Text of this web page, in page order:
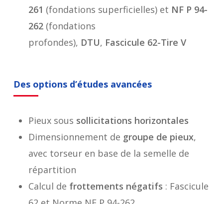
261 (fondations superficielles) et NF P 94-
262(fondations
profondes), DTU, Fascicule 62-Tire V
Des options d’études avancées
Pieux sous sollicitations horizontales
Dimensionnement de groupe de pieux,
avec torseur en base de la semelle de
répartition
Calcul de frottements négatifs : Fascicule